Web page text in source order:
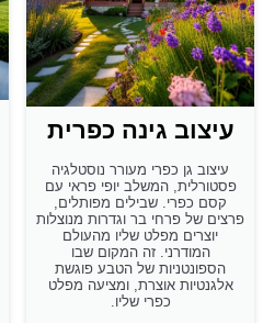
עיצוב גינה כפרית
עיצוב גן כפרי מעורר נוסטלגיה
פסטורלית, המשלב יופי פראי עם
קסם כפרי. שבילים מפותלים,
פרצים של פרחי בר וגדרות מנוצלות
יוצרים מפלט שליו מהעולם
המודרני. זה המקום שבו
הספונטניות של הטבע פוגשת
אלגנטיות אוצרת, ומציעה מפלט
כפרי שליו.